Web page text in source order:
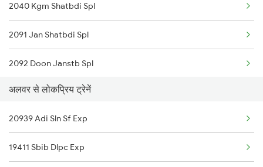
Alwar to Malakhera Trains
2040 Kgm Shatbdi Spl
2091 Jan Shatbdi Spl
2092 Doon Janstb Spl
4667 Kgm Garib Rath
4689 Jammu Garib Rath
4690 Kgm Garib Rath
अलवर से लोकप्रिय ट्रेनें
20939 Adi Sln Sf Exp
19411 Sbib Dlpc Exp